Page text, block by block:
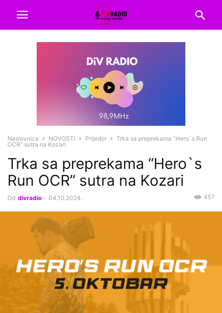
Naslovnica NOVOSTI Prijedor
Trka sa preprekama “Hero`s Run
OCR” sutra na Kozari
Trka sa preprekama “Hero`s
Run OCR” sutra na Kozari
Od divradio - 04.10.2024. 457